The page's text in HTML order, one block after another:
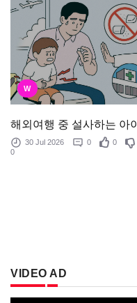
W
해외여행 중 설사하는 아이
30 Jul 2026 0
0
0
VIDEO AD